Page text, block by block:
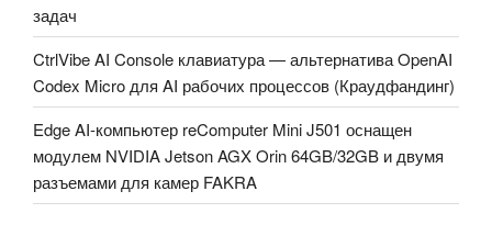
задач
CtrlVibe AI Console клавиатура — альтернатива OpenAI
Codex Micro для AI рабочих процессов (Краудфандинг)
Edge AI-компьютер reComputer Mini J501 оснащен
модулем NVIDIA Jetson AGX Orin 64GB/32GB и двумя
разъемами для камер FAKRA